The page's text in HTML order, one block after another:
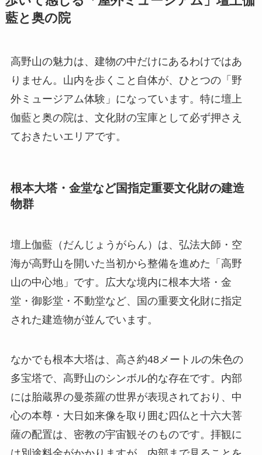
藍と奥の院
高野山の魅力は、建物の中だけにあるわけではあ
りません。山内を歩くこと自体が、ひとつの「野
外ミュージアム体験」になっています。特に壇上
伽藍と奥の院は、文化財の宝庫として必ず押さえ
ておきたいエリアです。
根本大塔・金堂など国指定重要文化財の建造
物群
壇上伽藍（だんじょうがらん）は、弘法大師・空
海が高野山を開いた当初から整備を進めた「高野
山の中心地」です。広大な境内に根本大塔・金
堂・御影堂・不動堂など、国の重要文化財に指定
された建造物が並んでいます。
なかでも根本大塔は、高さ約48メートルの朱色の
多宝塔で、高野山のシンボル的な存在です。内部
には胎蔵界の曼荼羅の世界が表現されており、中
心の本尊・大日如来像を取り囲む四仏と十六大菩
薩の配置は、密教の宇宙観そのものです。拝観に